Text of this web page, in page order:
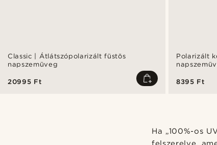
Classic | Átlátszópolarizált füstös
napszemüveg
20995 Ft
Polarizált
8395 Ft
Ha „100%-os